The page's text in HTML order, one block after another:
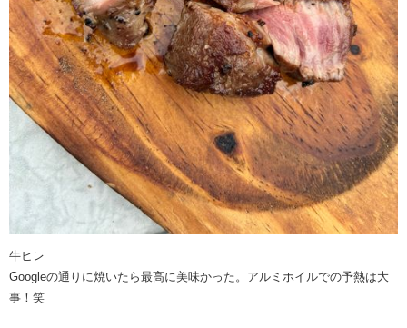
牛ヒレ
Googleの通りに焼いたら最高に美味かった。アルミホイルでの予熱は大
事！笑